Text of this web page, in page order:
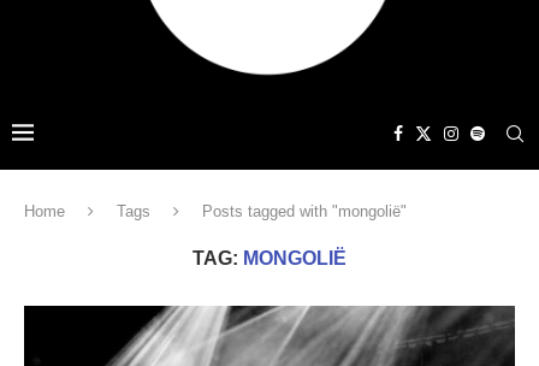
Home Tags Posts tagged with "mongolië"
TAG: MONGOLIË